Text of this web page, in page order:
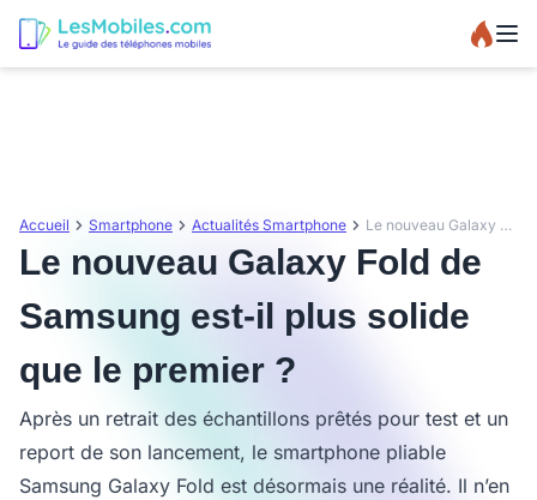
Accueil Smartphone Actualités Smartphone Le nouveau Galaxy Fold de Samsung est-il plus solide que le premier ?
Le nouveau Galaxy Fold de
Samsung est-il plus solide
que le premier ?
Après un retrait des échantillons prêtés pour test et un
report de son lancement, le smartphone pliable
Samsung Galaxy Fold est désormais une réalité. Il n’en